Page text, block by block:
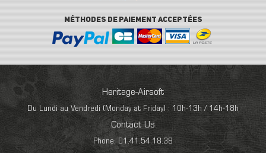
MÉTHODES DE PAIEMENT ACCEPTÉES
Heritage-Airsoft
Du Lundi au Vendredi (Monday at Friday) : 10h-13h / 14h-18h
Contact Us
Phone: 01.41.54.18.38